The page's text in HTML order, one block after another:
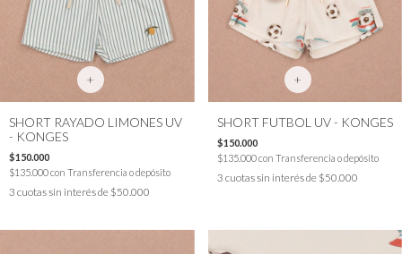
+
SHORT RAYADO LIMONES UV
- KONGES
$150.000
$135.000con Transferencia o depósito
3 cuotas sin interés de $50.000
+
SHORT FUTBOL UV - KONGES
$150.000
$135.000con Transferencia o depósito
3 cuotas sin interés de $50.000